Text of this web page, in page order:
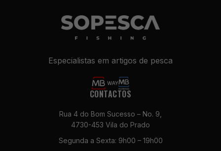
Especialistas em artigos de pesca
CONTACTOS
Rua 4 do Bom Sucesso – No. 9,
4730-453 Vila do Prado
Segunda a Sexta: 9h00 – 19h00
Necessários
não são
opcionais. São
necessários
para o
funcionamento
do site.